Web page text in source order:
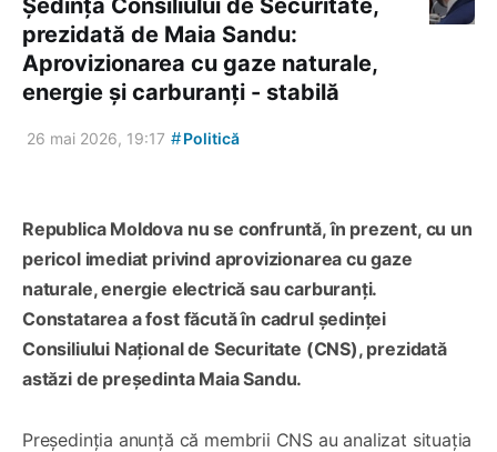
prezidată de Maia Sandu:
Aprovizionarea cu gaze naturale,
energie și carburanți - stabilă
26 mai 2026, 19:17 #Politică
Republica Moldova nu se confruntă, în prezent, cu un
pericol imediat privind aprovizionarea cu gaze
naturale, energie electrică sau carburanți.
Constatarea a fost făcută în cadrul ședinței
Consiliului Național de Securitate (CNS), prezidată
astăzi de președinta Maia Sandu.
Președinția anunță că membrii CNS au analizat situația